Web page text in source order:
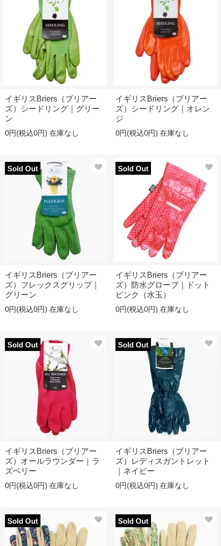
イギリスBriers（ブリアー
ズ）シードリング｜グリー
ン
0円(税込0円) 在庫なし
イギリスBriers（ブリアー
ズ）シードリング｜オレン
ジ
0円(税込0円) 在庫なし
Sold Out
イギリスBriers（ブリアー
ズ）フレックスグリップ｜
グリーン
0円(税込0円) 在庫なし
Sold Out
イギリスBriers（ブリアー
ズ）防水グローブ｜ドット
ピンク（水玉）
0円(税込0円) 在庫なし
Sold Out
イギリスBriers（ブリアー
ズ）オールラウンダー｜ラ
ズベリー
0円(税込0円) 在庫なし
Sold Out
イギリスBriers（ブリアー
ズ）レディスガントレット
｜ネイビー
0円(税込0円) 在庫なし
Sold Out Sold Out